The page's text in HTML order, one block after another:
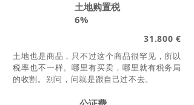
土地购置税
6%
31.800 €
土地也是商品，只不过这个商品很罕见，所以
税率也不一样。哪里有买卖，哪里就有税务局
的收割。别问，问就是跟自己过不去。